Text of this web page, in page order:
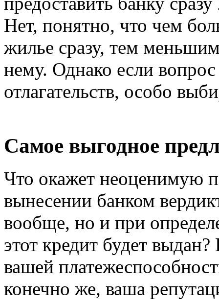
Нет, понятно, что чем
жилье сразу, тем
нему. Однако если
отлагательств, особо
Самое выгодное
Что окажет неоценимую
вынесении банком
вообще, но и при
этот кредит будет
вашей
конечно же, ваша